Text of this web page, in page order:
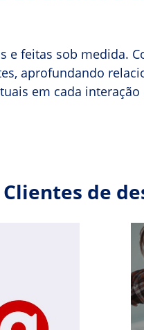
feitas sob medida.
aprofundando
em cada
Clientes de